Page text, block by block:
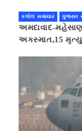
કલોલ સમાચાર ગુજરાત
અમદાવાદ-
અકસ્માત,15 મૃત્યુ